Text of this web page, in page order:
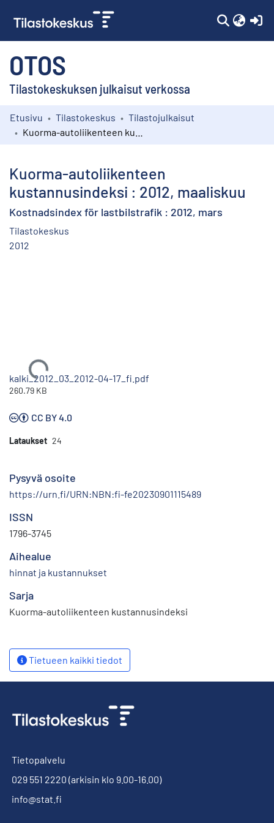
OTOS
Tilastokeskuksen julkaisut verkossa
Kokoelmat
Etusivu Tilastokeskus
Tilastojulkaisut
Kuorma-autoliikenteen
kustannusindeksi : 2012, maaliskuu
Kostnadsindex för lastbilstrafik : 2012, mars
Tilastokeskus
2012
Ladataan...
kalki_2012_03_2012-04-17_fi.pdf
260.79 KB
CC BY 4.0
Lataukset 24
Pysyvä osoite
https://urn.fi/URN:NBN:fi-fe20230901115489
ISSN
1796-3745
Aihealue
hinnat ja kustannukset
Sarja
Kuorma-autoliikenteen kustannusindeksi
Tietueen kaikki tiedot
Tietopalvelu
029 551 2220 (arkisin klo 9.00-16.00)
info@stat.fi